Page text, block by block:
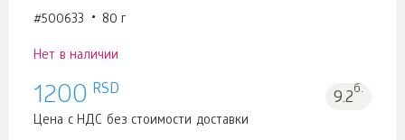
#500633 80 г
Нет в наличии
1200 RSD 9.2б.
Цена с НДС без стоимости доставки